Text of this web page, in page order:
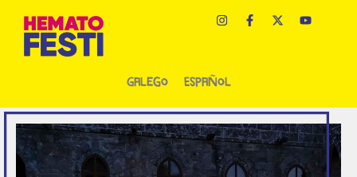
Galego Español